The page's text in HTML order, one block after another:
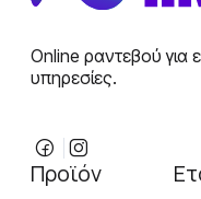
Online ραντεβού για
υπηρεσίες.
Προϊόν